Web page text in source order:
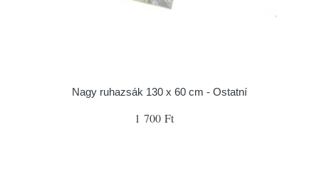
Nagy ruhazsák 130 x 60 cm - Ostatní
1 700 Ft